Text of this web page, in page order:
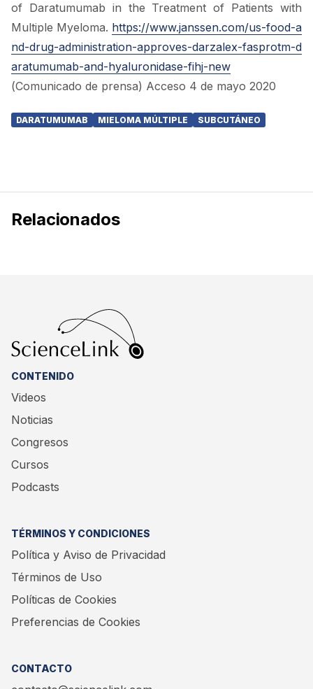
of Daratumumab in the Treatment of Patients with
Multiple Myeloma. https://www.janssen.com/us-food-a
nd-drug-administration-approves-darzalex-fasprotm-d
aratumumab-and-hyaluronidase-fihj-new
(Comunicado de prensa) Acceso 4 de mayo 2020
DARATUMUMAB MIELOMA MÚLTIPLE SUBCUTÁNEO
Relacionados
CONTENIDO
Videos
Noticias
Congresos
Cursos
Podcasts
TÉRMINOS Y CONDICIONES
Política y Aviso de Privacidad
Términos de Uso
Políticas de Cookies
Preferencias de Cookies
CONTACTO